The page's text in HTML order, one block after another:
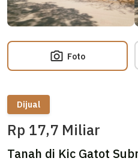
Foto
Dijual
Rp 17,7 Miliar
Tanah di Kic Gatot